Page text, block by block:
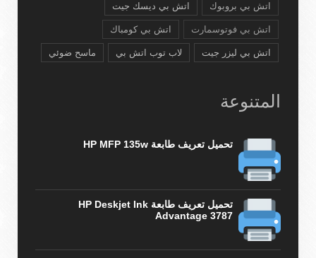
اتش بي بروبوك اتش بي ديسك جيت
اتش بي فوتوسمارت اتش بي كومباك
اتش بي ليزر جيت لاب توب اتش بي ماسح ضوئي
المتنوعة
تحميل تعريف طابعة HP MFP 135w
تحميل تعريف طابعة HP Deskjet Ink
Advantage 3787